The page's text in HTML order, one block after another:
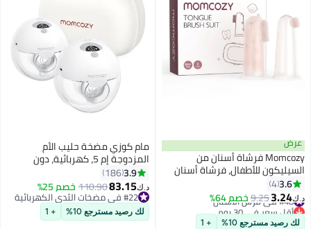
عرض
Momcozy فرشاة أسنان من
السيليكون للأطفال، فرشاة أسنان
لأصابع الأطفال لتدريب التسنين،
فرشاة أسنان للرضع، فرشاة أسنان
للأطفال الصغار، منظف فم الطفل
3.6
4
د.ك‏3.24
9.25خصم 64% #48 في فرش الأسنان
أقل سعر في 30 يوم
#48 في فرش الأسنان
لك رصيد مسترجع 10% + 1
مام كوزي مضخة حليب الأم
المزدوجة إم 5، كهربائية، دون
استخدام اليدين، مضخة حليب
محمولة مع 3 أنظمة و9 مستويات،
باللون الرمادي.
3.9
186
د.ك‏83.15
110.90خصم 25%
#22 في مضخات الثدي الكهربائية
#22 في مضخات الثدي الكهربائية
لك رصيد مسترجع 10% + 1